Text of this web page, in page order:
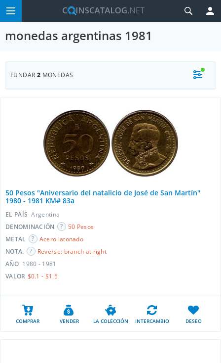
monedas argentinas 1981
FUNDAR 2 MONEDAS
50 Pesos "Aniversario del natalicio de José de San Martín"
1980 - 1981 KM# 83a
EL PAÍS Argentina
DENOMINACIÓN
50 Pesos
METAL
Acero latonado
NOTA:
Reverse: branch at right
AÑO 1980 - 1981
VALOR $0.1 - $1.5
COMPRAR VENDER LA COLECCIÓN INTERCAMBIO DESEO